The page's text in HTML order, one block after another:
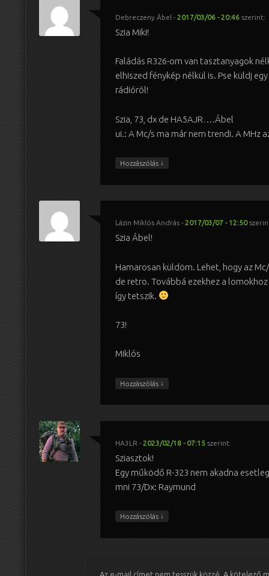
Debreczeny Ábel - 2017/03/06 - 20:46 szerint:
Szia Miki!
Faládás R326-om van tasztanyagok
elhiszed fénykép nélkül is. Pse küldj
rádióról!
Szia, 73, dx de HA5AJR….Ábel
ui.: A Mc/s ma már nem trendi. A MHz
Hozzászólás ↓
Lázin Miklós András- 2017/03/07 - 12:50
Szia Ábel!
Hamarosan küldöm. Lehet, hogy az
de retro. Továbbá ezekhez a
így tetszik.
73!
Miklós
Hozzászólás ↓
HA3LR - 2023/02/18 - 07:15 szerint:
Sziasztok!
Egy működő R-323 nem akadna
mni 73/Dx: Raymund
Hozzászólás ↓